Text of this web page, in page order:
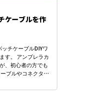
ケーブルを作
チケーブルDIYワ
す。 アンブレラカ
、初心者の方でも
ブルやコネクター